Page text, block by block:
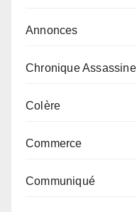
Annonces
Chronique Assassine
Colère
Commerce
Communiqué